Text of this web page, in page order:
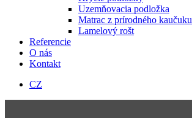
Uzemňovacia podložka
Matrac z prírodného kaučuku
Lamelový rošt
Referencie
O nás
Kontakt
CZ